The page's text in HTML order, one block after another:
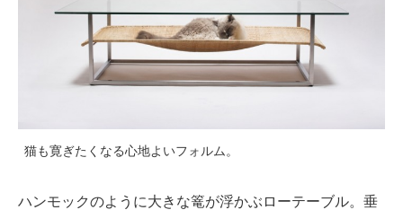
猫も寛ぎたくなる心地よいフォルム。
ハンモックのように大きな篭が浮かぶローテーブル。垂